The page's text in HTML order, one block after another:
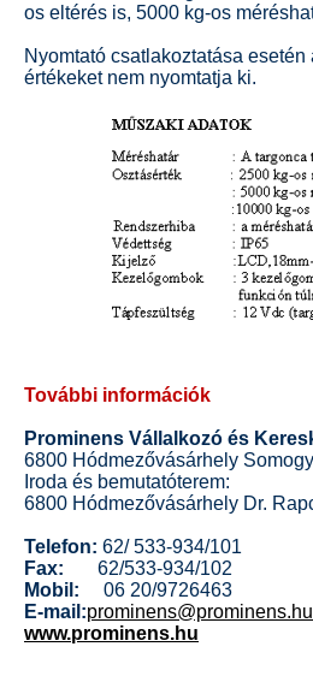
os eltérés is, 5000 kg-os
Nyomtató csatlakoztatása
értékeket nem nyomtatja ki.
További információk
Prominens Vállalkozó és
6800 Hódmezővásárhely
Iroda és bemutatóterem:
6800 Hódmezővásárhely Dr.
Telefon: 62/ 533-934/101
Fax: 62/533-934/102
Mobil: 06 20/9726463
E-mail:prominens@prominens.hu
www.prominens.hu